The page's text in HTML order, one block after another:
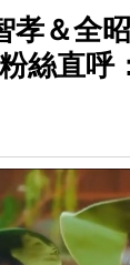
孝＆全
絲直呼